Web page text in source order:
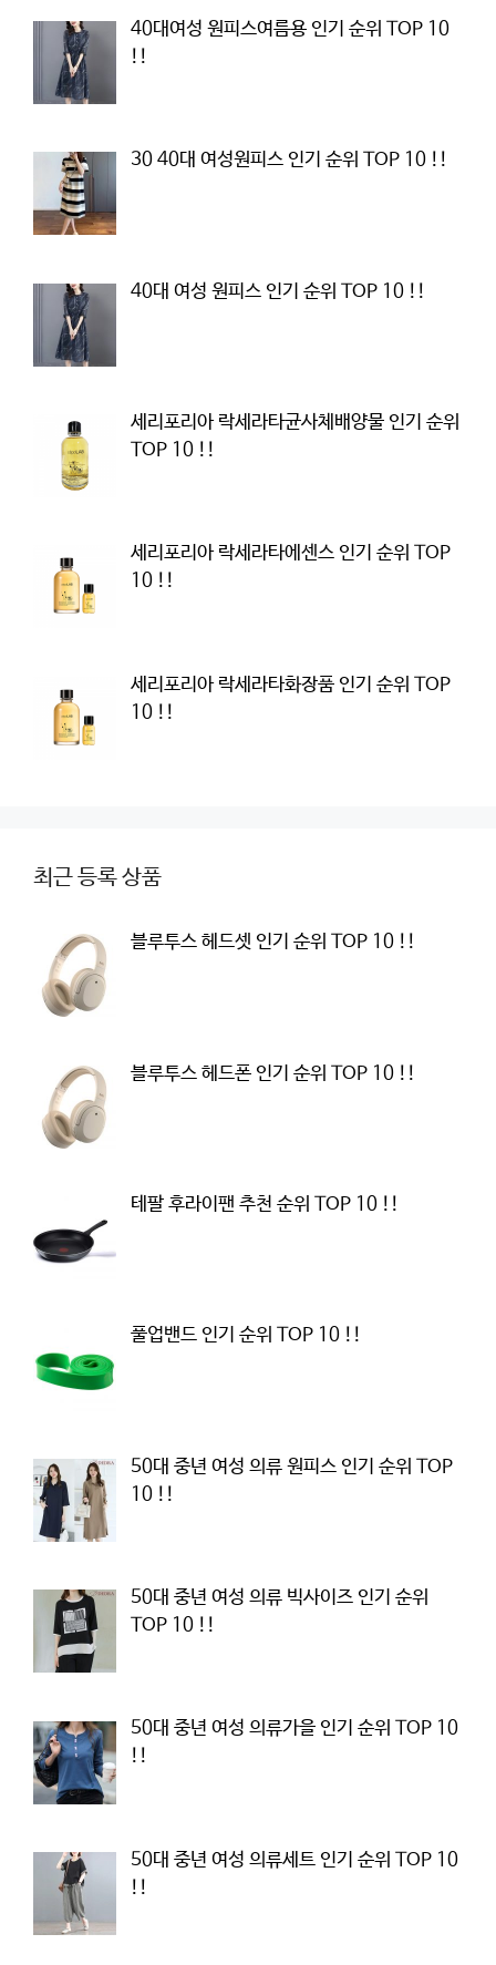
40대여성 원피스여름용 인기 순위 TOP 10
!!
30 40대 여성원피스 인기 순위 TOP 10 !!
40대 여성 원피스 인기 순위 TOP 10 !!
세리포리아 락세라타균사체배양물 인기 순위
TOP 10 !!
세리포리아 락세라타에센스 인기 순위 TOP
10 !!
세리포리아 락세라타화장품 인기 순위 TOP
10 !!
최근 등록 상품
블루투스 헤드셋 인기 순위 TOP 10 !!
블루투스 헤드폰 인기 순위 TOP 10 !!
테팔 후라이팬 추천 순위 TOP 10 !!
풀업밴드 인기 순위 TOP 10 !!
50대 중년 여성 의류 원피스 인기 순위 TOP
10 !!
50대 중년 여성 의류 빅사이즈 인기 순위
TOP 10 !!
50대 중년 여성 의류가을 인기 순위 TOP 10
!!
50대 중년 여성 의류세트 인기 순위 TOP 10
!!